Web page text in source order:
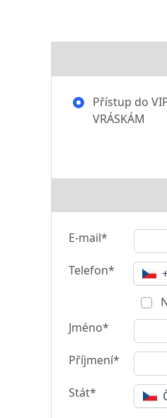
Přístup do
VRÁSKÁM
E-mail*
Telefon*
Jméno*
Příjmení*
Stát*